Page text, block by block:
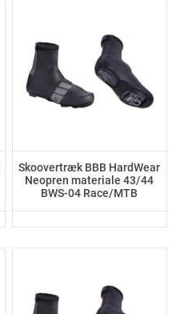
Skoovertræk BBB HardWear
Neopren materiale 43/44
BWS-04 Race/MTB